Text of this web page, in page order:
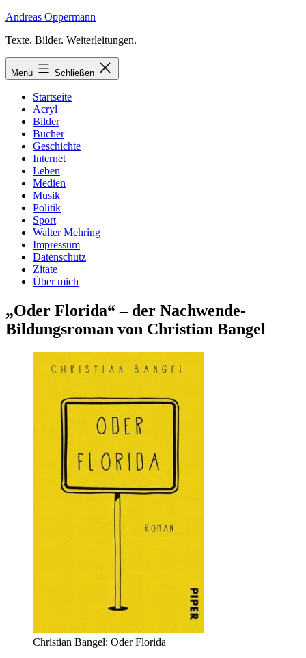
Zum
springen
Andreas Oppermann
Texte. Bilder. Weiterleitungen.
Menü Schließen
Startseite
Acryl
Bilder
Bücher
Geschichte
Internet
Leben
Medien
Musik
Politik
Sport
Walter Mehring
Impressum
Datenschutz
Zitate
Über mich
„Oder Florida“ – der Nachwende-
Bildungsroman von Christian Bangel
Christian Bangel: Oder Florida